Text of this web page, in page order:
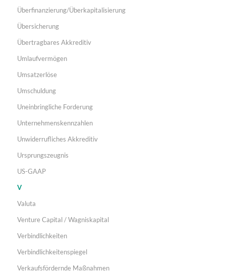
Überfinanzierung/Überkapitalisierung
Übersicherung
Übertragbares Akkreditiv
Umlaufvermögen
Umsatzerlöse
Umschuldung
Uneinbringliche Forderung
Unternehmenskennzahlen
Unwiderrufliches Akkreditiv
Ursprungszeugnis
US-GAAP
V
Valuta
Venture Capital / Wagniskapital
Verbindlichkeiten
Verbindlichkeitenspiegel
Verkaufsfördernde Maßnahmen